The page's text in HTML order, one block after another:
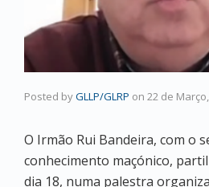
Posted byGLLP/GLRP on 22 de
O Irmão Rui Bandeira, com o
conhecimento maçónico,
dia 18, numa palestra